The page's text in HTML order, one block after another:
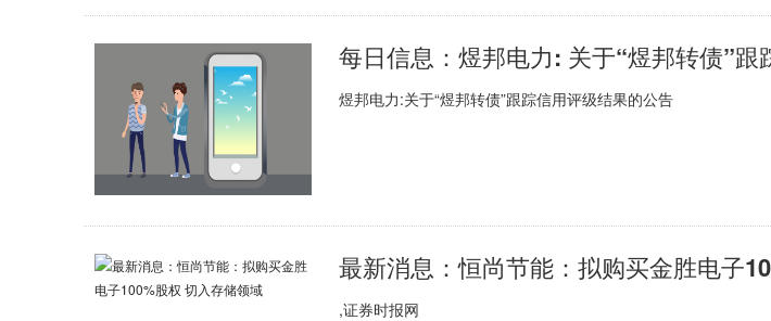
煜邦电力:关于“煜邦转债”跟踪信用评级结果的公告
,证券时报网